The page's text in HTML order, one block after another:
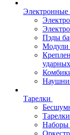
Электронные
Пэды
Модули
ударных
Тарелки
Наборы